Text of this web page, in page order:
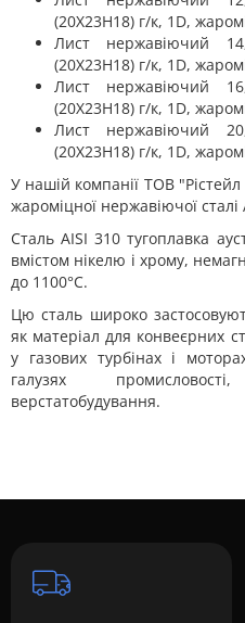
(20Х23Н18) г/к, 1D,
Лист нержавіючий
(20Х23Н18) г/к, 1D,
Лист нержавіючий
(20Х23Н18) г/к, 1D,
Лист нержавіючий
(20Х23Н18) г/к, 1D,
У нашій компанії ТОВ
жароміцної нержавіючої сталі
Сталь AISI 310 тугоплавка
вмістом нікелю і хрому,
до 1100°С.
Цю сталь широко
як матеріал для конвеєрних
у газових турбінах і
галузях
верстатобудування.